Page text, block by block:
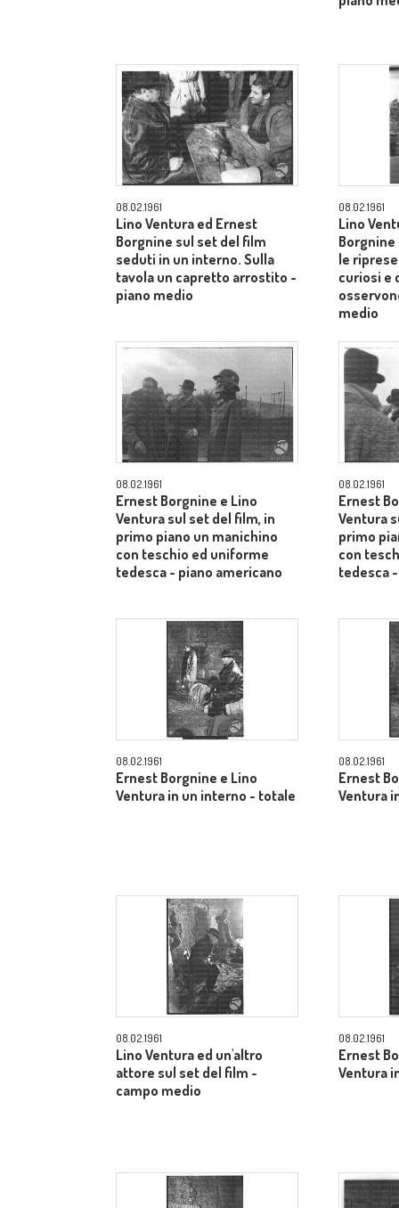
08.02.1961
Lino Ventura ed Ernest
Borgnine sul set del film
seduti in un interno. Sulla
tavola un capretto arrostito -
piano medio
08.02.1961
Lino
le
curiosi e
medio
08.02.1961
Ernest Borgnine e Lino
Ventura sul set del film, in
primo piano un manichino
con teschio ed uniforme
tedesca - piano americano
08.02.1961
Ernest
Ventura
primo
con
tedesca
08.02.1961
Ernest Borgnine e Lino
Ventura in un interno - totale
08.02.1961
Ernest
Ventura
08.02.1961
Lino Ventura ed un'altro
attore sul set del film -
campo medio
08.02.1961
Ernest
Ventura